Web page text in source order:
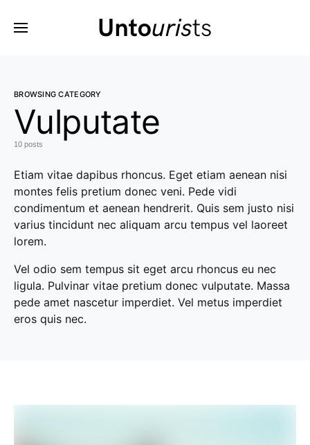
BROWSING CATEGORY
Vulputate
10 posts
Etiam vitae dapibus rhoncus. Eget etiam aenean nisi
montes felis pretium donec veni. Pede vidi
condimentum et aenean hendrerit. Quis sem justo nisi
varius tincidunt nec aliquam arcu tempus vel laoreet
lorem.
Vel odio sem tempus sit eget arcu rhoncus eu nec
ligula. Pulvinar vitae pretium donec vulputate. Massa
pede amet nascetur imperdiet. Vel metus imperdiet
eros quis nec.